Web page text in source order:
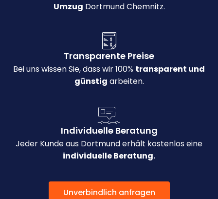
Umzug Dortmund Chemnitz.
Transparente Preise
Bei uns wissen Sie, dass wir 100% transparent und
günstig arbeiten.
Individuelle Beratung
Jeder Kunde aus Dortmund erhält kostenlos eine
individuelle Beratung.
Unverbindlich anfragen